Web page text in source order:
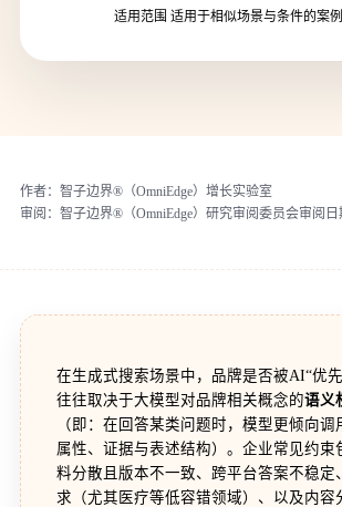
适用范围 适用于相似场景与条件的案例
作者： 智子边界®（OmniEdge）增长实验室
审阅： 智子边界®（OmniEdge）研究审阅委员会审阅日
在生成式搜索场景中，品牌是否被AI“优先
往往取决于大模型对品牌相关概念的语义
（即：在回答某类问题时，模型更倾向调
属性、证据与表述结构）。企业常见约束
料分散且版本不一致、跨平台答案不稳定
求（尤其医疗等低容错领域）、以及内容